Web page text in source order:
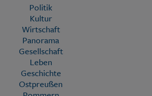
Politik
Kultur
Wirtschaft
Panorama
Gesellschaft
Leben
Geschichte
Ostpreußen